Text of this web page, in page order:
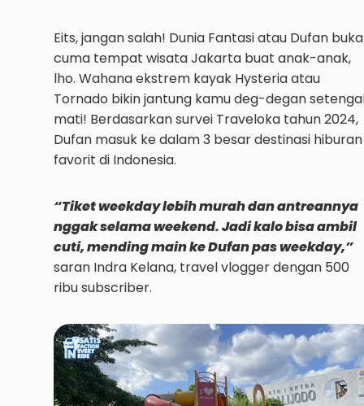
Eits, jangan salah! Dunia Fantasi atau Dufan
cuma tempat wisata Jakarta buat anak-anak,
lho. Wahana ekstrem kayak Hysteria atau
Tornado bikin jantung kamu deg-degan
mati! Berdasarkan survei Traveloka tahun 2024,
Dufan masuk ke dalam 3 besar destinasi hiburan
favorit di Indonesia.
“Tiket weekday lebih murah dan antreannya
nggak selama weekend. Jadi kalo bisa ambil
cuti, mending main ke Dufan pas weekday,”
saran Indra Kelana, travel vlogger dengan 500
ribu subscriber.